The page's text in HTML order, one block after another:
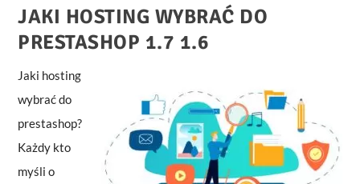
JAKI HOSTING WYBRAĆ DO
PRESTASHOP 1.7 1.6
Jaki hosting
wybrać do
prestashop?
Każdy kto
myśli o